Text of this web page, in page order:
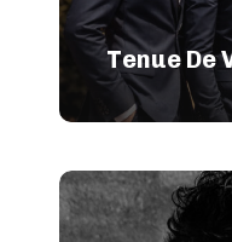
Tenue De